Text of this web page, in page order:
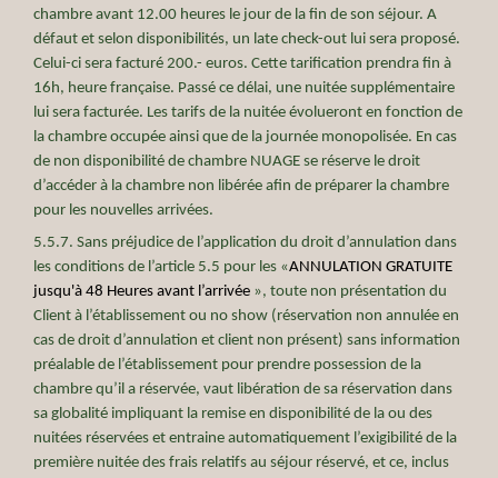
chambre avant 12.00 heures le jour de la fin de son séjour. A
défaut et selon disponibilités, un late check-out lui sera proposé.
Celui-ci sera facturé 200.- euros. Cette tarification prendra fin à
16h, heure française. Passé ce délai, une nuitée supplémentaire
lui sera facturée. Les tarifs de la nuitée évolueront en fonction de
la chambre occupée ainsi que de la journée monopolisée. En cas
de non disponibilité de chambre NUAGE se réserve le droit
d’accéder à la chambre non libérée afin de préparer la chambre
pour les nouvelles arrivées.
5.5.7. Sans préjudice de l’application du droit d’annulation dans
les conditions de l’article 5.5 pour les «ANNULATION GRATUITE
jusqu'à 48 Heures avant l’arrivée », toute non présentation du
Client à l’établissement ou no show (réservation non annulée en
cas de droit d’annulation et client non présent) sans information
préalable de l’établissement pour prendre possession de la
chambre qu’il a réservée, vaut libération de sa réservation dans
sa globalité impliquant la remise en disponibilité de la ou des
nuitées réservées et entraine automatiquement l’exigibilité de la
première nuitée des frais relatifs au séjour réservé, et ce, inclus